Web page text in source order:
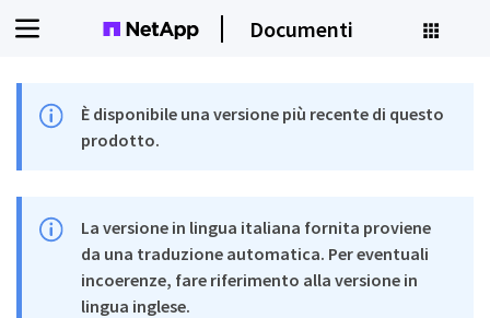
Documenti
È disponibile una versione più recente di questo
prodotto.
La versione in lingua italiana fornita proviene
da una traduzione automatica. Per eventuali
incoerenze, fare riferimento alla versione in
lingua inglese.